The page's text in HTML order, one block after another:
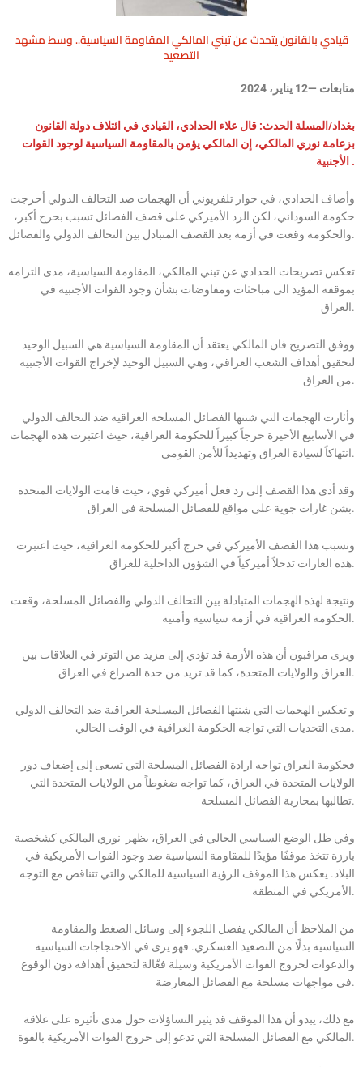
قيادي بالقانون يتحدث عن تبني المالكي المقاومة السياسية.. وسط مشهد
التصعيد
متابعات —12 يناير، 2024
بغداد/المسلة الحدث: قال علاء الحدادي، القيادي في ائتلاف دولة القانون
بزعامة نوري المالكي، إن المالكي يؤمن بالمقاومة السياسية لوجود القوات
الأجنبية .
وأضاف الحدادي، في حوار تلفزيوني أن الهجمات ضد التحالف الدولي أحرجت
حكومة السوداني، لكن الرد الأميركي على قصف الفصائل تسبب بحرج أكبر،
والحكومة وقعت في أزمة بعد القصف المتبادل بين التحالف الدولي والفصائل.
تعكس تصريحات الحدادي عن تبني المالكي، المقاومة السياسية، مدى التزامه
بموقفه المؤيد الى مباحثات ومفاوضات بشأن وجود القوات الأجنبية في
العراق.
ووفق التصريح فان المالكي يعتقد أن المقاومة السياسية هي السبيل الوحيد
لتحقيق أهداف الشعب العراقي، وهي السبيل الوحيد لإخراج القوات الأجنبية
من العراق.
وأثارت الهجمات التي شنتها الفصائل المسلحة العراقية ضد التحالف الدولي
في الأسابيع الأخيرة حرجاً كبيراً للحكومة العراقية، حيث اعتبرت هذه الهجمات
انتهاكاً لسيادة العراق وتهديداً للأمن القومي.
وقد أدى هذا القصف إلى رد فعل أميركي قوي، حيث قامت الولايات المتحدة
بشن غارات جوية على مواقع للفصائل المسلحة في العراق.
وتسبب هذا القصف الأميركي في حرج أكبر للحكومة العراقية، حيث اعتبرت
هذه الغارات تدخلاً أميركياً في الشؤون الداخلية للعراق.
ونتيجة لهذه الهجمات المتبادلة بين التحالف الدولي والفصائل المسلحة، وقعت
الحكومة العراقية في أزمة سياسية وأمنية.
ويرى مراقبون أن هذه الأزمة قد تؤدي إلى مزيد من التوتر في العلاقات بين
العراق والولايات المتحدة، كما قد تزيد من حدة الصراع في العراق.
و تعكس الهجمات التي شنتها الفصائل المسلحة العراقية ضد التحالف الدولي
مدى التحديات التي تواجه الحكومة العراقية في الوقت الحالي.
فحكومة العراق تواجه ارادة الفصائل المسلحة التي تسعى إلى إضعاف دور
الولايات المتحدة في العراق، كما تواجه ضغوطاً من الولايات المتحدة التي
تطالبها بمحاربة الفصائل المسلحة.
وفي ظل الوضع السياسي الحالي في العراق، يظهر نوري المالكي كشخصية
بارزة تتخذ موقفًا مؤيدًا للمقاومة السياسية ضد وجود القوات الأمريكية في
البلاد. يعكس هذا الموقف الرؤية السياسية للمالكي والتي تتناقض مع التوجه
الأمريكي في المنطقة.
من الملاحظ أن المالكي يفضل اللجوء إلى وسائل الضغط والمقاومة
السياسية بدلًا من التصعيد العسكري. فهو يرى في الاحتجاجات السياسية
والدعوات لخروج القوات الأمريكية وسيلة فعّالة لتحقيق أهدافه دون الوقوع
في مواجهات مسلحة مع الفصائل المعارضة.
مع ذلك، يبدو أن هذا الموقف قد يثير التساؤلات حول مدى تأثيره على علاقة
المالكي مع الفصائل المسلحة التي تدعو إلى خروج القوات الأمريكية بالقوة.